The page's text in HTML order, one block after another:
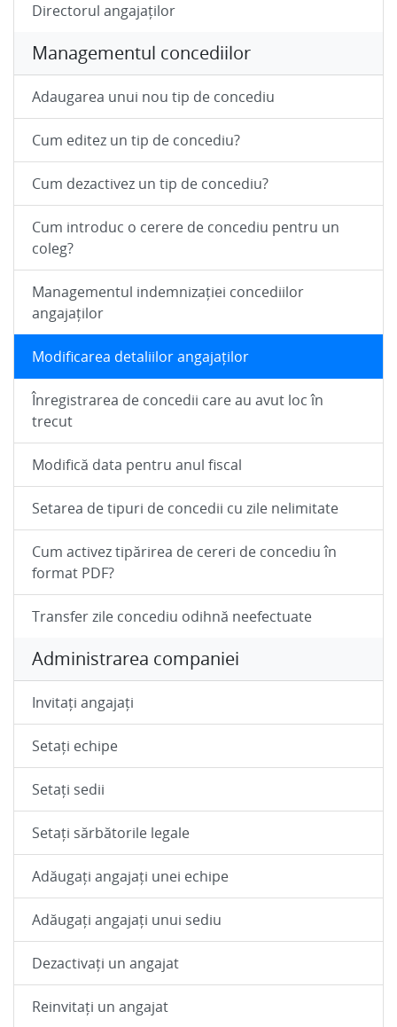
Directorul angajaților
Managementul concediilor
Adaugarea unui nou tip de concediu
Cum editez un tip de concediu?
Cum dezactivez un tip de concediu?
Cum introduc o cerere de concediu pentru un
coleg?
Managementul indemnizației concediilor
angajaților
Modificarea detaliilor angajaților
Înregistrarea de concedii care au avut loc în
trecut
Modifică data pentru anul fiscal
Setarea de tipuri de concedii cu zile nelimitate
Cum activez tipărirea de cereri de concediu în
format PDF?
Transfer zile concediu odihnă neefectuate
Administrarea companiei
Invitați angajați
Setați echipe
Setați sedii
Setați sărbătorile legale
Adăugați angajați unei echipe
Adăugați angajați unui sediu
Dezactivați un angajat
Reinvitați un angajat